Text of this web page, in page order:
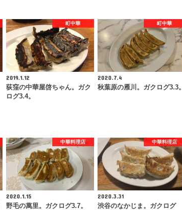
町中華
2019.1.12
荻窪の中華屋啓ちゃん。ガク
ログ3.4。
町中華
2020.7.4
秋葉原の雁川。ガクログ3.3。
中華料理店
2020.1.15
野毛の萬里。ガクログ3.7。
中華料理店
2020.3.31
渋谷のなかじま。ガクログ